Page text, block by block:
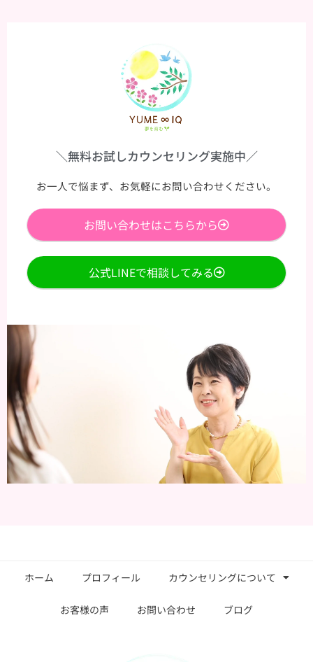
＼無料お試しカウンセリング実施中／
お一人で悩まず、お気軽にお問い合わせください。
お問い合わせはこちらから
公式LINEで相談してみる
ホーム プロフィール カウンセリングについて
お客様の声 お問い合わせ ブログ